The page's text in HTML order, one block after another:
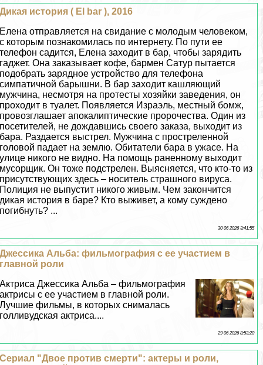
Дикая история ( El bar ), 2016
Елена отправляется на свидание с молодым человеком,
с которым познакомилась по интернету. По пути ее
телефон садится, Елена заходит в бар, чтобы зарядить
гаджет. Она заказывает кофе, бармен Сатур пытается
подобрать зарядное устройство для телефона
симпатичной барышни. В бар заходит кашляющий
мужчина, несмотря на протесты хозяйки заведения, он
проходит в туалет. Появляется Израэль, местный бoмж,
провозглашает апокалиптические пророчества. Один из
посетителей, не дождавшись своего заказа, выходит из
бара. Раздается выстрел. Мужчина с простреленной
головой падает на землю. Обитатели бара в ужасе. На
улице никого не видно. На помощь раненному выходит
мусорщик. Он тоже подстрелен. Выясняется, что кто-то из
присутствующих здесь – носитель страшного вируса.
Полиция не выпустит никого живым. Чем закончится
дикая история в баре? Кто выживет, а кому суждено
погибнуть? ...
30 06 2026 3:41:55
Джессика Альба: фильмография с ее участием в
главной роли
Актриса Джессика Альба – фильмография
актрисы с ее участием в главной роли.
Лучшие фильмы, в которых снималась
голливудская актриса....
29 06 2026 8:53:20
Сериал "Двое против cмepти": актеры и роли,